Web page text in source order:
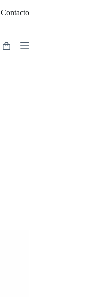
Contacto
Carrinho